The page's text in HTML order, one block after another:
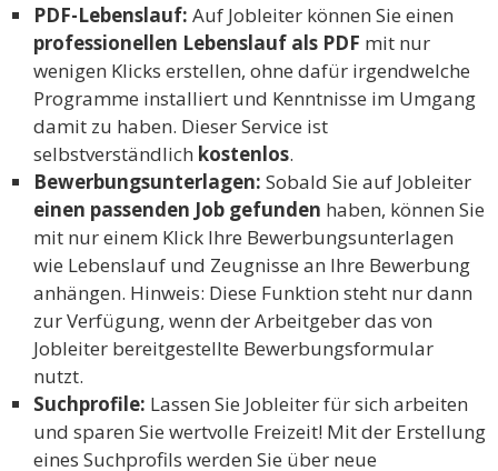
PDF-Lebenslauf: Auf Jobleiter können Sie einen
professionellen Lebenslauf als PDF mit nur
wenigen Klicks erstellen, ohne dafür irgendwelche
Programme installiert und Kenntnisse im Umgang
damit zu haben. Dieser Service ist
selbstverständlich kostenlos.
Bewerbungsunterlagen: Sobald Sie auf Jobleiter
einen passenden Job gefunden haben, können Sie
mit nur einem Klick Ihre Bewerbungsunterlagen
wie Lebenslauf und Zeugnisse an Ihre Bewerbung
anhängen. Hinweis: Diese Funktion steht nur dann
zur Verfügung, wenn der Arbeitgeber das von
Jobleiter bereitgestellte Bewerbungsformular
nutzt.
Suchprofile: Lassen Sie Jobleiter für sich arbeiten
und sparen Sie wertvolle Freizeit! Mit der Erstellung
eines Suchprofils werden Sie über neue